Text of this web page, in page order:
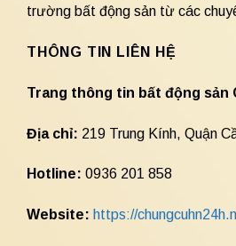
trường bất động sản từ các
THÔNG TIN LIÊN HỆ
Trang thông tin bất động sản
Địa chỉ: 219 Trung Kính, Quận
Hotline: 0936 201 858
Website: https://